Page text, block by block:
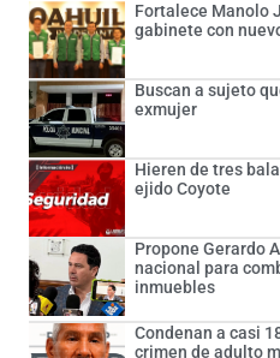
Fortalece Manolo
gabinete con
Buscan a sujeto
exmujer
Hieren de tres
ejido Coyote
Propone Gerardo
nacional para
inmuebles
Condenan a casi
crimen de adulto